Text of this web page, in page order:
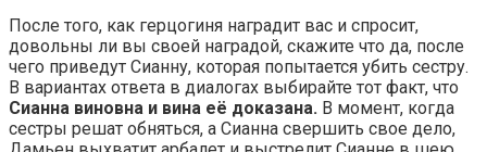
После того, как герцогиня наградит вас и спросит,
довольны ли вы своей наградой, скажите что да, после
чего приведут Сианну, которая попытается убить сестру.
В вариантах ответа в диалогах выбирайте тот факт, что
Сианна виновна и вина её доказана. В момент, когда
сестры решат обняться, а Сианна свершить свое дело,